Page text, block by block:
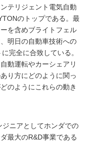
テリジェント電気自動
のトップである。最
を含めブライトフェル
明日の自動車技術への
完全に合致している。
動運転やカーシェアリ
り方にどのように関っ
のようにこれらの動き
ニアとしてホンダでの
最大のR&D事業である